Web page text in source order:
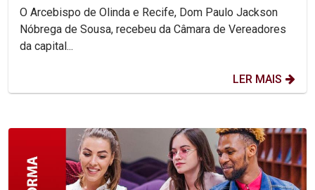
O Arcebispo de Olinda e Recife, Dom Paulo Jackson
Nóbrega de Sousa, recebeu da Câmara de Vereadores
da capital...
LER MAIS